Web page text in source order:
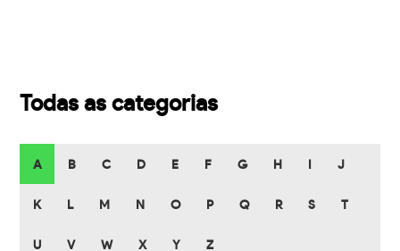
Todas as categorias
A B C D E F G H J
K L M N O P Q R S T
U V W X Y Z